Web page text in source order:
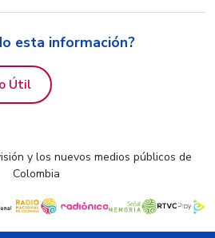
esta información?
Útil
y los nuevos medios públicos de
Colombia